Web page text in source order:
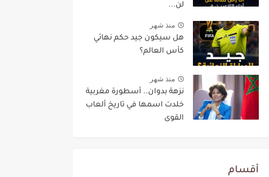
لن...
منذ شهر
هل سيكون جيد حكم نهائي
كأس العالم؟
منذ شهر
نزهة بدوان.. أسطورة مغربية
خلدت اسمها في تاريخ ألعاب
القوى
أقسام